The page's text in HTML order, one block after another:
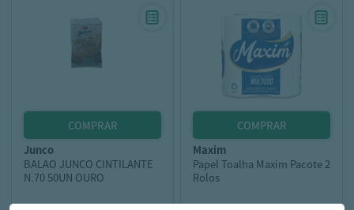
junco
BALAO JUNCO CINTILANTE
N.70 50UN OURO
maxim
Papel Toalha Maxim Pacote 2
Rolos